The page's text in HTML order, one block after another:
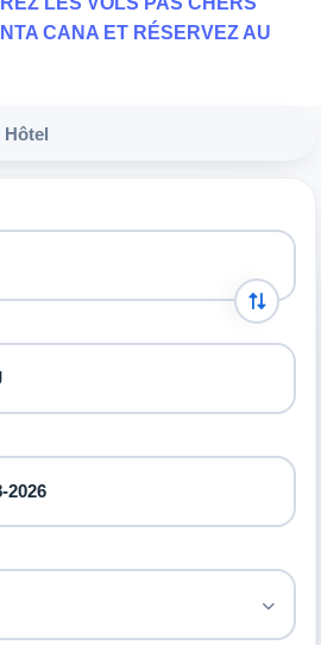
CANA ET RÉSERVEZ AU
Hôtel